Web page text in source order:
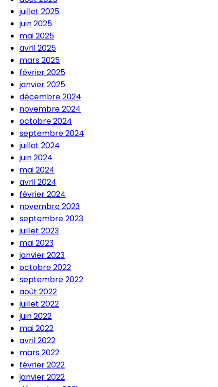
juillet 2025
juin 2025
mai 2025
avril 2025
mars 2025
février 2025
janvier 2025
décembre 2024
novembre 2024
octobre 2024
septembre 2024
juillet 2024
juin 2024
mai 2024
avril 2024
février 2024
novembre 2023
septembre 2023
juillet 2023
mai 2023
janvier 2023
octobre 2022
septembre 2022
août 2022
juillet 2022
juin 2022
mai 2022
avril 2022
mars 2022
février 2022
janvier 2022